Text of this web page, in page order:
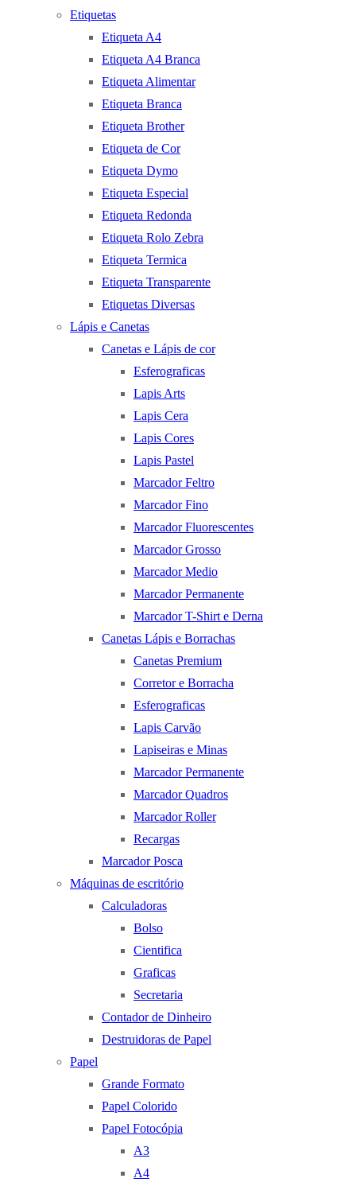
Etiquetas
Etiqueta A4
Etiqueta A4 Branca
Etiqueta Alimentar
Etiqueta Branca
Etiqueta Brother
Etiqueta de Cor
Etiqueta Dymo
Etiqueta Especial
Etiqueta Redonda
Etiqueta Rolo Zebra
Etiqueta Termica
Etiqueta Transparente
Etiquetas Diversas
Lápis e Canetas
Canetas e Lápis de cor
Esferograficas
Lapis Arts
Lapis Cera
Lapis Cores
Lapis Pastel
Marcador Feltro
Marcador Fino
Marcador Fluorescentes
Marcador Grosso
Marcador Medio
Marcador Permanente
Marcador T-Shirt e Derna
Canetas Lápis e Borrachas
Canetas Premium
Corretor e Borracha
Esferograficas
Lapis Carvão
Lapiseiras e Minas
Marcador Permanente
Marcador Quadros
Marcador Roller
Recargas
Marcador Posca
Máquinas de escritório
Calculadoras
Bolso
Cientifica
Graficas
Secretaria
Contador de Dinheiro
Destruidoras de Papel
Papel
Grande Formato
Papel Colorido
Papel Fotocópia
A3
A4